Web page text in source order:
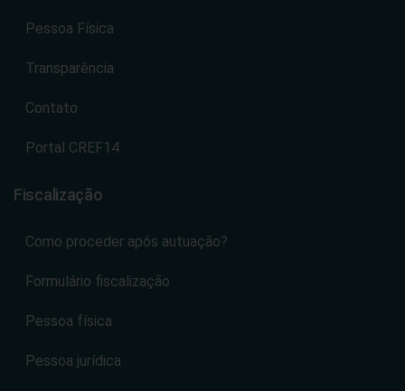
Pessoa Física
Transparência
Contato
Portal CREF14
Fiscalização
Como proceder após autuação?
Formulário fiscalização
Pessoa física
Pessoa jurídica